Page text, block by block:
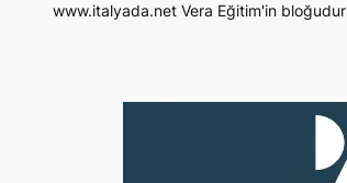
www.italyada.net Vera Eğitim'in bloğudur